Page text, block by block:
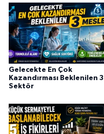
Gelecekte En Çok
Kazandırması Beklenilen 3
Sektör